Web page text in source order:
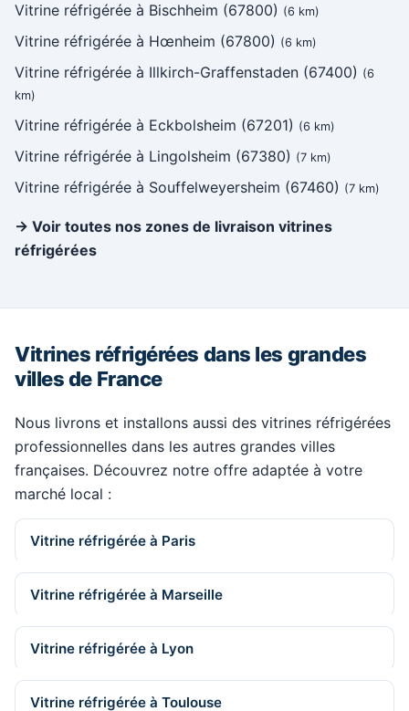
Vitrine réfrigérée à Bischheim (67800) (6 km)
Vitrine réfrigérée à Hœnheim (67800) (6 km)
Vitrine réfrigérée à Illkirch-Graffenstaden (67400) (6
km)
Vitrine réfrigérée à Eckbolsheim (67201) (6 km)
Vitrine réfrigérée à Lingolsheim (67380) (7 km)
Vitrine réfrigérée à Souffelweyersheim (67460) (7 km)
→ Voir toutes nos zones de livraison vitrines
réfrigérées
Vitrines réfrigérées dans les grandes
villes de France
Nous livrons et installons aussi des vitrines réfrigérées
professionnelles dans les autres grandes villes
françaises. Découvrez notre offre adaptée à votre
marché local :
Vitrine réfrigérée à Paris
Vitrine réfrigérée à Marseille
Vitrine réfrigérée à Lyon
Vitrine réfrigérée à Toulouse